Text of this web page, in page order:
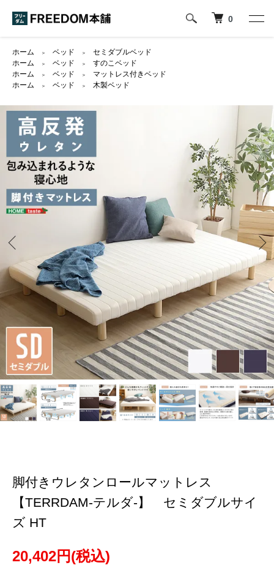
0
ホーム ＞ ベッド ＞
セミダブルベッド
ホーム
＞ ベッド ＞
すのこベッド
ホーム
＞ ベッド ＞
マットレス付きベッド
ホーム
＞ ベッド ＞ 木製ベッド
脚付きウレタンロールマットレス
【TERRDAM-テルダ-】 セミダブルサイ
ズ HT
20,402円(税込)